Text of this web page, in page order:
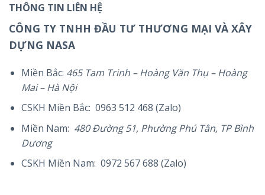
THÔNG TIN LIÊN HỆ
CÔNG TY TNHH ĐẦU TƯ THƯƠNG MẠI VÀ XÂY
DỰNG NASA
Miền Bắc: 465 Tam Trinh – Hoàng Văn Thụ – Hoàng
Mai – Hà Nội
CSKH Miền Bắc: 0963 512 468 (Zalo)
Miền Nam: 480 Đường 51, Phường Phú Tân, TP Bình
Dương
CSKH Miền Nam: 0972 567 688 (Zalo)